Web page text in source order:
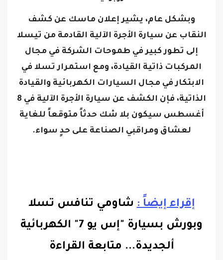
وبشكل عام، يشير إعلان ماسك عن كشف
النقاب عن سيارة الأجرة الآلية القادمة من تيسلا
إلى تطور كبير في طموحات الشركة في مجال
المركبات ذاتية القيادة، ومع استمرار تسلا في
الابتكار في مجال السيارات الكهربائية والقيادة
الذاتية، فإن الكشف عن سيارة الأجرة الآلية في 8
أغسطس سيكون بلا شك حدثاً متوقعاً للغاية
لعشاق ومراقبي الصناعة على حدٍ سواء.
إقراء إيضاً : شاومي تنافس تسلا
وبورش بسيارة "إس يو 7" الكهربائية
ألجديدة... متابعة القراءة